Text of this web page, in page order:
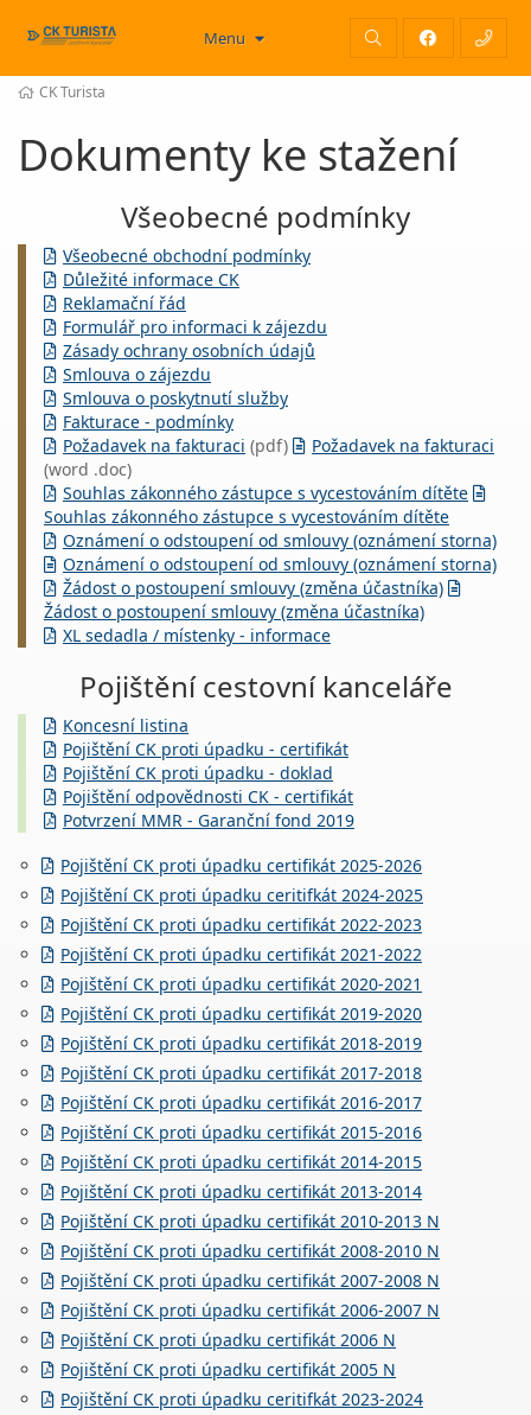
Menu
CK Turista
Dokumenty ke stažení
Všeobecné podmínky
Všeobecné obchodní podmínky
Důležité informace CK
Reklamační řád
Formulář pro informaci k zájezdu
Zásady ochrany osobních údajů
Smlouva o zájezdu
Smlouva o poskytnutí služby
Fakturace - podmínky
Požadavek na fakturaci (pdf)
Požadavek na fakturaci
(word .doc)
Souhlas zákonného zástupce s vycestováním dítěte
Souhlas zákonného zástupce s vycestováním dítěte
Oznámení o odstoupení od smlouvy (oznámení storna)
Oznámení o odstoupení od smlouvy (oznámení storna)
Žádost o postoupení smlouvy (změna účastníka)
Žádost o postoupení smlouvy (změna účastníka)
XL sedadla / místenky - informace
Pojištění cestovní kanceláře
Koncesní listina
Pojištění CK proti úpadku - certifikát
Pojištění CK proti úpadku - doklad
Pojištění odpovědnosti CK - certifikát
Potvrzení MMR - Garanční fond 2019
Pojištění CK proti úpadku certifikát 2025-2026
Pojištění CK proti úpadku ceritifkát 2024-2025
Pojištění CK proti úpadku certifikát 2022-2023
Pojištění CK proti úpadku certifikát 2021-2022
Pojištění CK proti úpadku certifikát 2020-2021
Pojištění CK proti úpadku certifikát 2019-2020
Pojištění CK proti úpadku certifikát 2018-2019
Pojištění CK proti úpadku certifikát 2017-2018
Pojištění CK proti úpadku certifikát 2016-2017
Pojištění CK proti úpadku certifikát 2015-2016
Pojištění CK proti úpadku certifikát 2014-2015
Pojištění CK proti úpadku certifikát 2013-2014
Pojištění CK proti úpadku certifikát 2010-2013 N
Pojištění CK proti úpadku certifikát 2008-2010 N
Pojištění CK proti úpadku certifikát 2007-2008 N
Pojištění CK proti úpadku certifikát 2006-2007 N
Pojištění CK proti úpadku certifikát 2006 N
Pojištění CK proti úpadku certifikát 2005 N
Pojištění CK proti úpadku ceritifkát 2023-2024